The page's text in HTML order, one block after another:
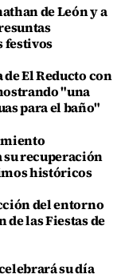
de León y a
festivos
El Reducto con
"una
para el baño"
recuperación
históricos
del entorno
las Fiestas de
su día